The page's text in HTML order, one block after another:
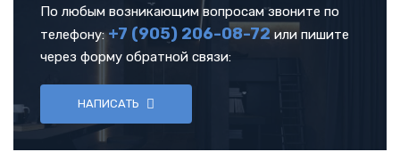
По любым возникающим вопросам звоните по
телефону:+7 (905) 206-08-72 или пишите
через форму обратной связи:
НАПИСАТЬ